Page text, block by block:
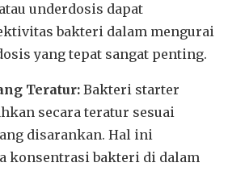
underdosis dapat
bakteri dalam mengurai
yang tepat sangat penting.
Teratur: Bakteri starter
secara teratur sesuai
disarankan. Hal ini
konsentrasi bakteri di dalam